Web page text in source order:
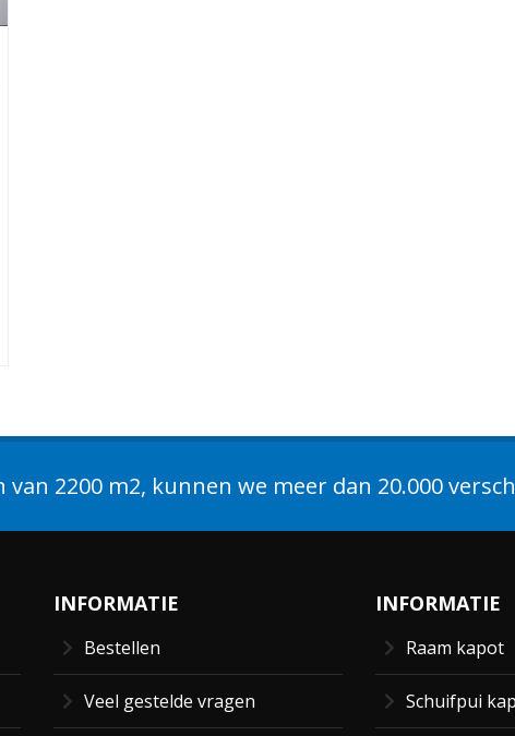
van 2200 m2, kunnen we meer dan 20.000
INFORMATIE
Bestellen
Veel gestelde vragen
INFORMATIE
Raam kapot
Schuifpui